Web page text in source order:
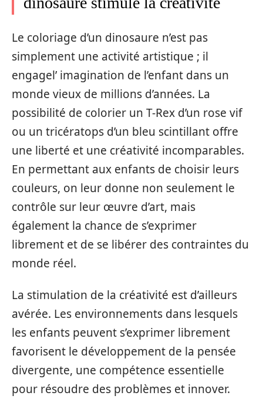
Le coloriage d’un dinosaure n’est pas
simplement une activité artistique ; il
engagel’ imagination de l’enfant dans un
monde vieux de millions d’années. La
possibilité de colorier un T-Rex d’un rose vif
ou un tricératops d’un bleu scintillant offre
une liberté et une créativité incomparables.
En permettant aux enfants de choisir leurs
couleurs, on leur donne non seulement le
contrôle sur leur œuvre d’art, mais
également la chance de s’exprimer
librement et de se libérer des contraintes du
monde réel.
La stimulation de la créativité est d’ailleurs
avérée. Les environnements dans lesquels
les enfants peuvent s’exprimer librement
favorisent le développement de la pensée
divergente, une compétence essentielle
pour résoudre des problèmes et innover.